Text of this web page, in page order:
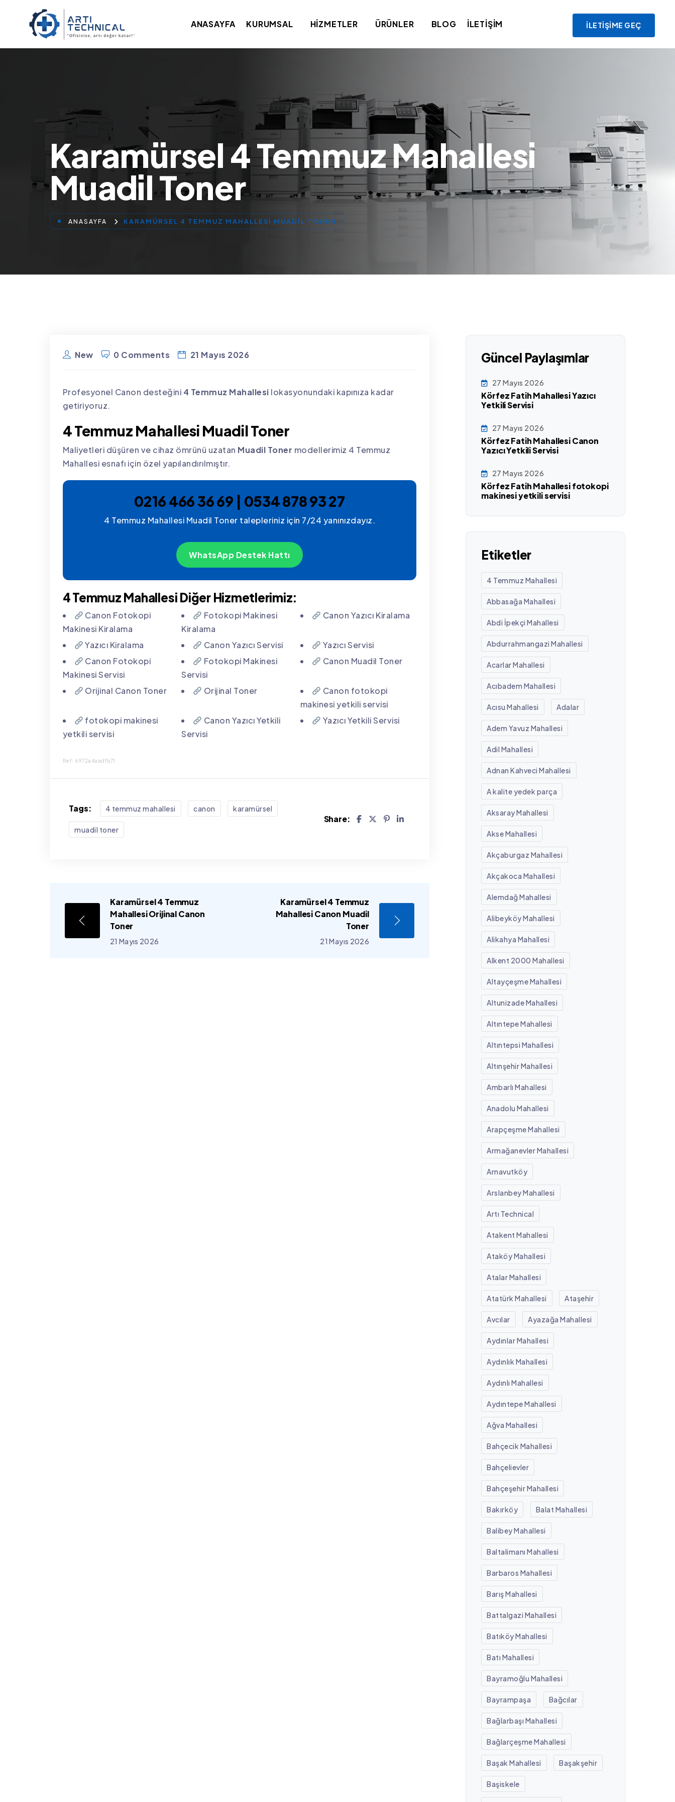
ANASAYFA KURUMSAL HIZMETLER ÜRÜNLER BLOG İLETIŞIM İLETIŞIME GEÇ
Karamürsel 4 Temmuz Mahallesi
Muadil Toner
ANASAYFA KARAMÜRSEL 4 TEMMUZ MAHALLESI MUADIL TONER
New 0 Comments 21 Mayıs 2026
Profesyonel Canon desteğini 4 Temmuz Mahallesi lokasyonundaki kapınıza kadar
getiriyoruz.
4 Temmuz Mahallesi Muadil Toner
Maliyetleri düşüren ve cihaz ömrünü uzatan Muadil Toner modellerimiz 4 Temmuz
Mahallesi esnafı için özel yapılandırılmıştır.
0216 466 36 69 | 0534 878 93 27
4 Temmuz Mahallesi Muadil Toner talepleriniz için 7/24 yanınızdayız.
WhatsApp Destek Hattı
4 Temmuz Mahallesi Diğer Hizmetlerimiz:
Canon Fotokopi
Makinesi Kiralama
Fotokopi Makinesi
Kiralama
Canon Yazıcı Kiralama
Yazıcı Kiralama Canon Yazıcı Servisi
Yazıcı Servisi
Canon Fotokopi
Makinesi Servisi
Fotokopi Makinesi
Servisi
Canon Muadil Toner
Orijinal Canon Toner Orijinal Toner
Canon fotokopi
makinesi yetkili servisi
fotokopi makinesi
yetkili servisi
Canon Yazıcı Yetkili
Servisi
Yazıcı Yetkili Servisi
Ref: 6972a4aadfb71
Tags: 4 temmuz mahallesi canon karamürsel
muadil toner
Share:
Karamürsel 4 Temmuz
Mahallesi Orijinal Canon
Toner
21 Mayıs 2026
Karamürsel 4 Temmuz
Mahallesi Canon Muadil
Toner
21 Mayıs 2026
Güncel Paylaşımlar
27 Mayıs 2026
Körfez Fatih Mahallesi Yazıcı
Yetkili Servisi
27 Mayıs 2026
Körfez Fatih Mahallesi Canon
Yazıcı Yetkili Servisi
27 Mayıs 2026
Körfez Fatih Mahallesi fotokopi
makinesi yetkili servisi
Etiketler
4 Temmuz Mahallesi
Abbasağa Mahallesi
Abdi İpekçi Mahallesi
Abdurrahmangazi Mahallesi
Acarlar Mahallesi
Acıbadem Mahallesi
Acısu Mahallesi Adalar
Adem Yavuz Mahallesi
Adil Mahallesi
Adnan Kahveci Mahallesi
A kalite yedek parça
Aksaray Mahallesi
Akse Mahallesi
Akçaburgaz Mahallesi
Akçakoca Mahallesi
Alemdağ Mahallesi
Alibeyköy Mahallesi
Alikahya Mahallesi
Alkent 2000 Mahallesi
Altayçeşme Mahallesi
Altunizade Mahallesi
Altıntepe Mahallesi
Altıntepsi Mahallesi
Altınşehir Mahallesi
Ambarlı Mahallesi
Anadolu Mahallesi
Arapçeşme Mahallesi
Armağanevler Mahallesi
Arnavutköy
Arslanbey Mahallesi
Artı Technical
Atakent Mahallesi
Ataköy Mahallesi
Atalar Mahallesi
Atatürk Mahallesi Ataşehir
Avcılar Ayazağa Mahallesi
Aydınlar Mahallesi
Aydınlık Mahallesi
Aydınlı Mahallesi
Aydıntepe Mahallesi
Ağva Mahallesi
Bahçecik Mahallesi
Bahçelievler
Bahçeşehir Mahallesi
Bakırköy Balat Mahallesi
Balibey Mahallesi
Baltalimanı Mahallesi
Barbaros Mahallesi
Barış Mahallesi
Battalgazi Mahallesi
Batıköy Mahallesi
Batı Mahallesi
Bayramoğlu Mahallesi
Bayrampaşa Bağcılar
Bağlarbaşı Mahallesi
Bağlarçeşme Mahallesi
Başak Mahallesi Başakşehir
Başiskele